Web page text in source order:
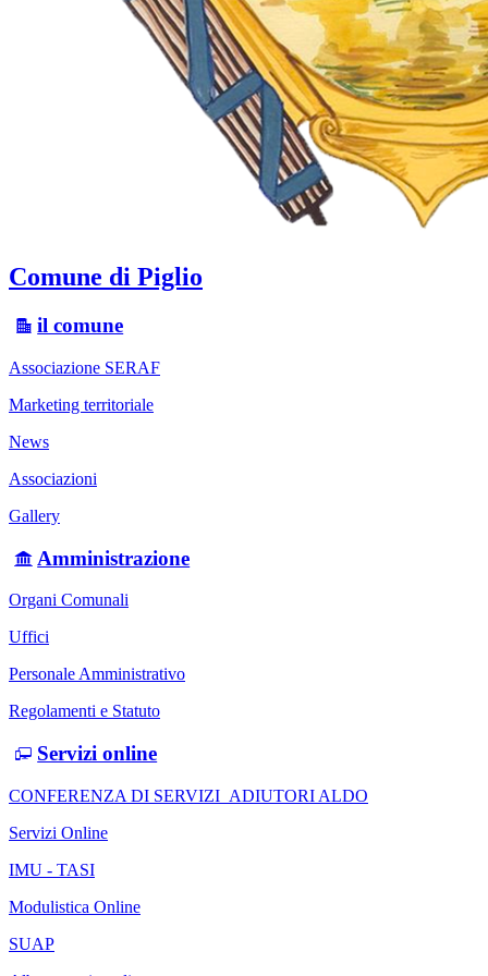
Comune di Piglio
il comune
Associazione SERAF
Marketing territoriale
News
Associazioni
Gallery
Amministrazione
Organi Comunali
Uffici
Personale Amministrativo
Regolamenti e Statuto
Servizi online
CONFERENZA DI SERVIZI_ADIUTORI ALDO
Servizi Online
IMU - TASI
Modulistica Online
SUAP